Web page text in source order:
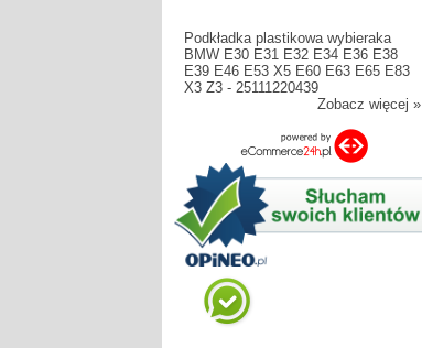
Podkładka plastikowa wybieraka
BMW E30 E31 E32 E34 E36 E38
E39 E46 E53 X5 E60 E63 E65 E83
X3 Z3 - 25111220439
Zobacz więcej »